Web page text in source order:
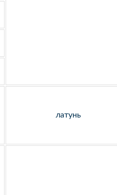
латунь